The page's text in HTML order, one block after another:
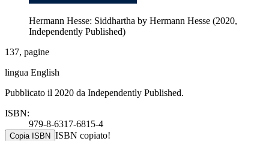
Hermann Hesse: Siddhartha by Hermann Hesse (2020,
Independently Published)
137, pagine
lingua English
Pubblicato il 2020 da Independently Published.
ISBN:
979-8-6317-6815-4
Copia ISBN ISBN copiato!